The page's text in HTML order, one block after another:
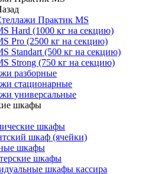
Практик MS
Hard (1000 кг на секцию)
Pro (2500 кг на секцию)
Standart (500 кг на секцию)
Strong (750 кг на секцию)
разборные
стационарные
универсальные
шкафы
шкафы
шкаф (ячейки)
шкафы
шкафы
шкафы кассира